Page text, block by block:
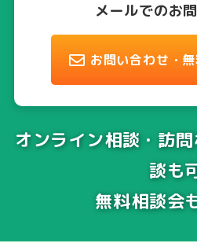
メールでのお
お問い合わせ・
オンライン相談・訪
談も
無料相談会